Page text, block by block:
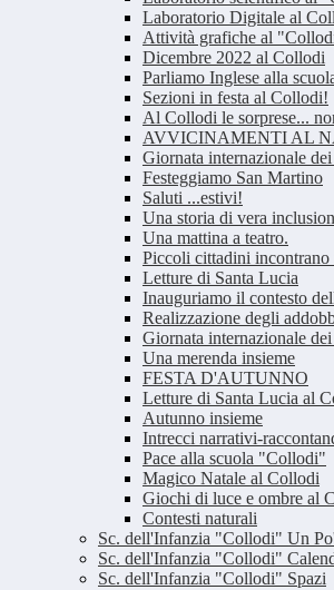
Laboratorio Digitale al
Attività grafiche al
Dicembre 2022 al Collodi
Parliamo Inglese alla
Sezioni in festa al Collodi!
Al Collodi le sorprese...
AVVICINAMENTI AL
Giornata internazionale
Festeggiamo San Martino
Saluti ...estivi!
Una storia di vera
Una mattina a teatro.
Piccoli cittadini incontrano
Letture di Santa Lucia
Inauguriamo il contesto
Realizzazione degli
Giornata internazionale
Una merenda insieme
FESTA D'AUTUNNO
Letture di Santa Lucia al
Autunno insieme
Intrecci narrativi-
Pace alla scuola "Collodi"
Magico Natale al Collodi
Giochi di luce e ombre al
Contesti naturali
Sc. dell'Infanzia "Collodi" Un
Sc. dell'Infanzia "Collodi"
Sc. dell'Infanzia "Collodi" Spazi